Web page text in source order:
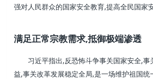
强对人民群众的国家安全教育,提高全民国家
满足正常宗教需求,抵御极端渗透
习近平指出,反恐怖斗争事关国家安全,事
益,事关改革发展稳定全局,是一场维护祖国统